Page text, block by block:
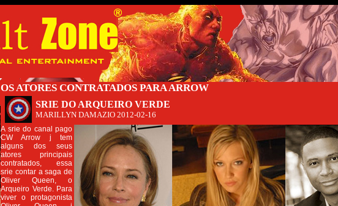
OS ATORES CONTRATADOS PARA ARROW
SRIE DO ARQUEIRO VERDE
MARILLYN DAMAZIO 2012-02-16
A srie do canal pago
CW Arrow j tem
alguns dos seus
atores principais
contratados, essa
srie contar a saga de
Oliver Queen, o
Arqueiro Verde. Para
viver o protagonista